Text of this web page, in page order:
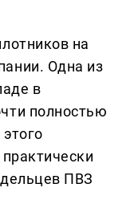
на
Одна из
в
полностью
ПВЗ